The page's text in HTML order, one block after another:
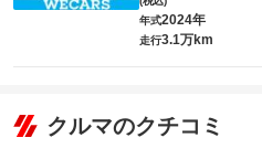
年式2024年
走行3.1万km
クルマのクチコミ